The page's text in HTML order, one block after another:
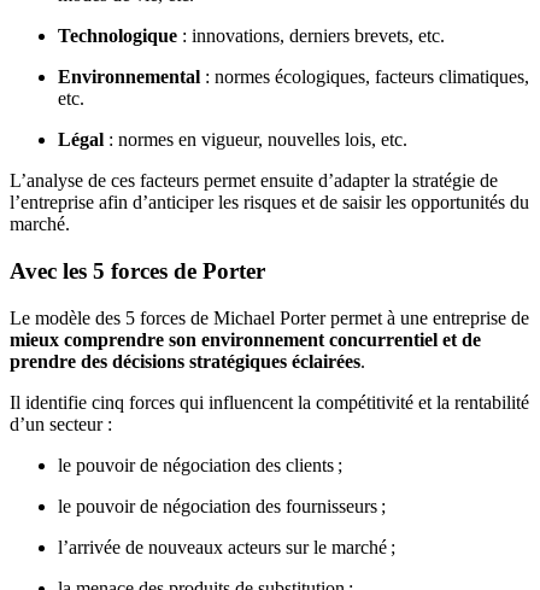
Technologique : innovations, derniers brevets, etc.
Environnemental : normes écologiques, facteurs climatiques,
etc.
Légal : normes en vigueur, nouvelles lois, etc.
L’analyse de ces facteurs permet ensuite d’adapter la stratégie de
l’entreprise afin d’anticiper les risques et de saisir les opportunités du
marché.
Avec les 5 forces de Porter
Le modèle des 5 forces de Michael Porter permet à une entreprise de
mieux comprendre son environnement concurrentiel et de
prendre des décisions stratégiques éclairées.
Il identifie cinq forces qui influencent la compétitivité et la rentabilité
d’un secteur :
le pouvoir de négociation des clients ;
le pouvoir de négociation des fournisseurs ;
l’arrivée de nouveaux acteurs sur le marché ;